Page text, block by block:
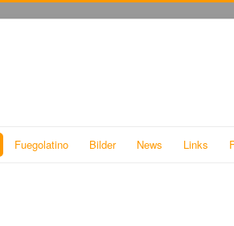
Fuegolatino Bilder News Links